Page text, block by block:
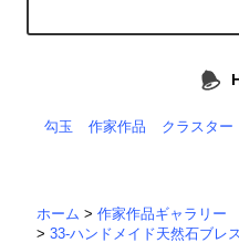
勾玉 作家作品 クラスター
ホーム >作家作品ギャラリー
>33-ハンドメイド天然石ブレ